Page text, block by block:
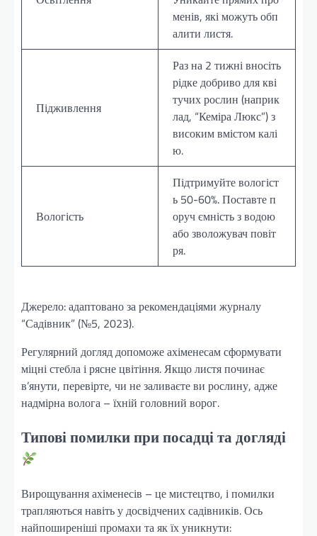
менів, які можуть обп
алити листя.
Підживлення
Раз на 2 тижні вносіть
рідке добриво для кві
тучих рослин (наприк
лад, “Кеміра Люкс”) з
високим вмістом калі
ю.
Вологість
Підтримуйте вологіст
ь 50-60%. Поставте п
оруч ємність з водою
або зволожувач повіт
ря.
Джерело: адаптовано за рекомендаціями журналу
“Садівник” (№5, 2023).
Регулярний догляд допоможе ахіменесам сформувати
міцні стебла і рясне цвітіння. Якщо листя починає
в’янути, перевірте, чи не заливаєте ви рослину, адже
надмірна волога – їхній головний ворог.
Типові помилки при посадці та догляді
Вирощування ахіменесів – це мистецтво, і помилки
трапляються навіть у досвідчених садівників. Ось
найпоширеніші промахи та як їх уникнути: